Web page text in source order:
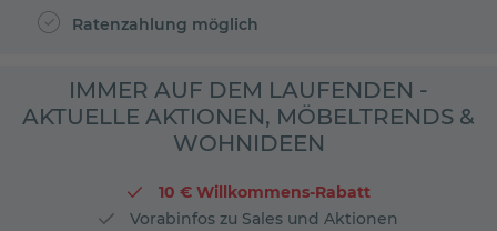
Ratenzahlung möglich
IMMER AUF DEM LAUFENDEN -
AKTUELLE AKTIONEN, MÖBELTRENDS &
WOHNIDEEN
10 € Willkommens-Rabatt
Vorabinfos zu Sales und Aktionen